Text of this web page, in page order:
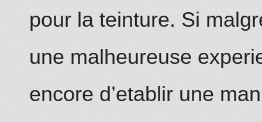
pour la teinture. Si
une malheureuse
encore d’etablir une